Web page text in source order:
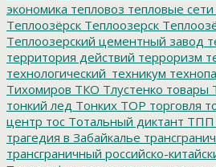
экономика тепловоз тепловые сети
Теплоозёрск Теплоозерск
Теплоозерский цементный завод
территория действий терроризм
технологический_техникум
Тихомиров ТКО Тлустенко товары
тонкий лед Тонких ТОР торговля
центр тос Тотальный диктант ТПП
трагедия в Забайкалье
трансграничный российско-